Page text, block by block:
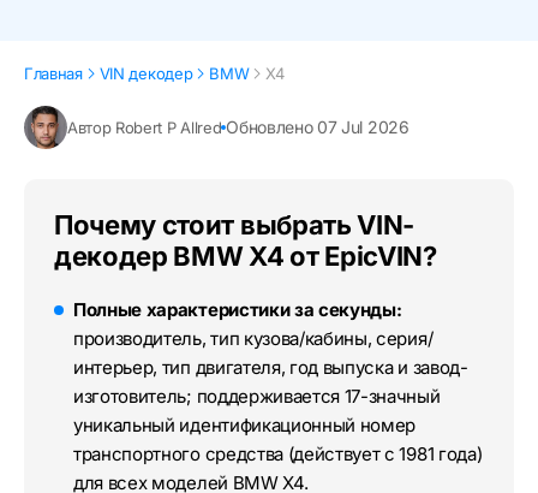
Главная VIN декодер BMW X4
Автор Robert P Allred Обновлено 07 Jul 2026
Почему стоит выбрать VIN-
декодер BMW X4 от EpicVIN?
Полные характеристики за секунды:
производитель, тип кузова/кабины, серия/
интерьер, тип двигателя, год выпуска и завод-
изготовитель; поддерживается 17-значный
уникальный идентификационный номер
транспортного средства (действует с 1981 года)
для всех моделей BMW X4.